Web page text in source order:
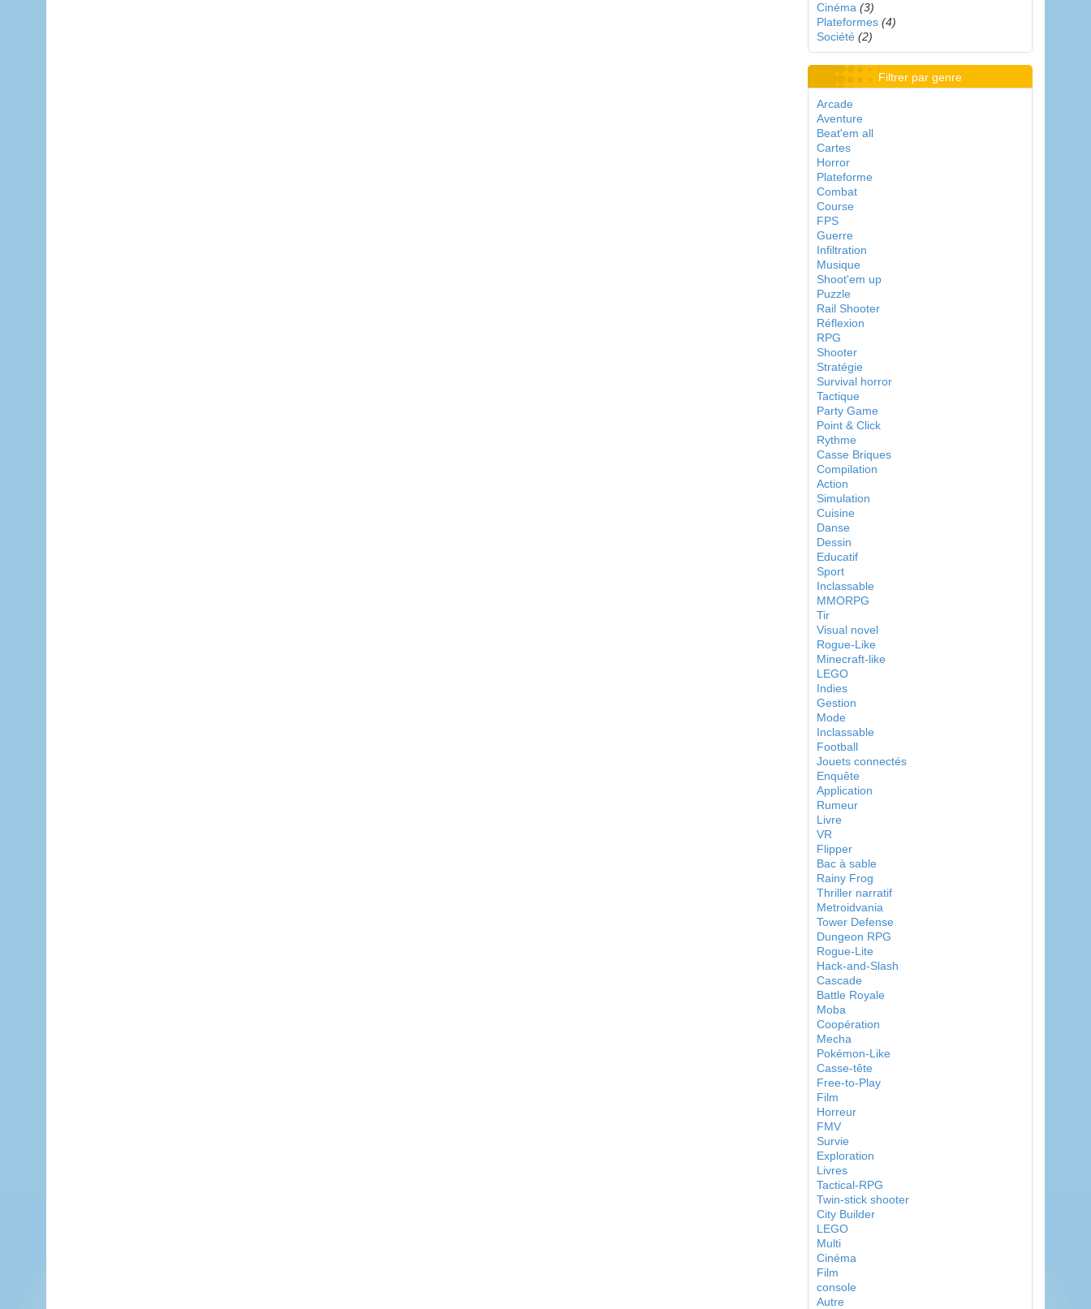
Cinéma (3)
Plateformes (4)
Société (2)
Filtrer par genre
Arcade
Aventure
Beat'em all
Cartes
Horror
Plateforme
Combat
Course
FPS
Guerre
Infiltration
Musique
Shoot'em up
Puzzle
Rail Shooter
Réflexion
RPG
Shooter
Stratégie
Survival horror
Tactique
Party Game
Point & Click
Rythme
Casse Briques
Compilation
Action
Simulation
Cuisine
Danse
Dessin
Educatif
Sport
Inclassable
MMORPG
Tir
Visual novel
Rogue-Like
Minecraft-like
LEGO
Indies
Gestion
Mode
Inclassable
Football
Jouets connectés
Enquête
Application
Rumeur
Livre
VR
Flipper
Bac à sable
Rainy Frog
Thriller narratif
Metroidvania
Tower Defense
Dungeon RPG
Rogue-Lite
Hack-and-Slash
Cascade
Battle Royale
Moba
Coopération
Mecha
Pokémon-Like
Casse-tête
Free-to-Play
Film
Horreur
FMV
Survie
Exploration
Livres
Tactical-RPG
Twin-stick shooter
City Builder
LEGO
Multi
Cinéma
Film
console
Autre